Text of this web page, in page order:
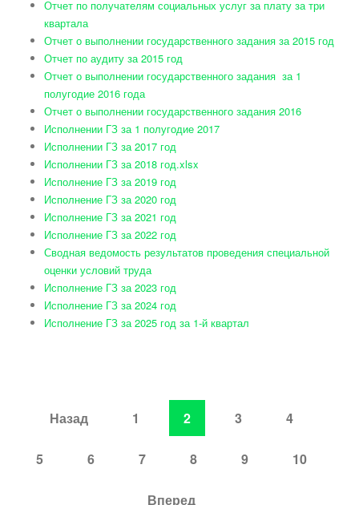
Отчет по получателям социальных услуг за плату за три
квартала
Отчет о выполнении государственного задания за 2015 год
Отчет по аудиту за 2015 год
Отчет о выполнении государственного задания за 1
полугодие 2016 года
Отчет о выполнении государственного задания 2016
Исполнении ГЗ за 1 полугодие 2017
Исполнении ГЗ за 2017 год
Исполнении ГЗ за 2018 год.xlsx
Исполнение ГЗ за 2019 год
Исполнение ГЗ за 2020 год
Исполнение ГЗ за 2021 год
Исполнение ГЗ за 2022 год
Сводная ведомость результатов проведения специальной
оценки условий труда
Исполнение ГЗ за 2023 год
Исполнение ГЗ за 2024 год
Исполнение ГЗ за 2025 год за 1-й квартал
Назад 1 2 3 4
5 6 7 8 9 10
Вперед